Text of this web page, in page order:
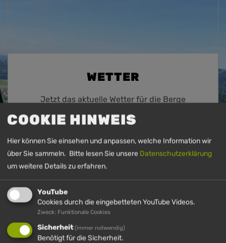
WETTER
Jetzt das aktuelle Wetter für die Berge
ansehen
DETAILS
COOKIE HINWEIS
Hier können Sie einsehen und anpassen, welche Information wir
über Sie sammeln. Bitte lesen Sie unsere Datenschutzerklärung
um weitere Details zu erfahren.
YouTube
Cookies durch die eingebetteten YouTube Videos.
Zweck: Funktionale Cookies
Sicherheit(immer notwendig)
Benötigt für die Sicherheit.